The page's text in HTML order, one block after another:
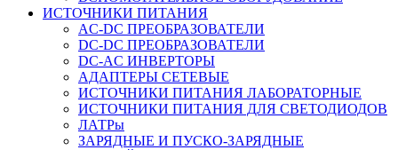
ИСТОЧНИКИ ПИТАНИЯ
AC-DC ПРЕОБРАЗОВАТЕЛИ
DC-DC ПРЕОБРАЗОВАТЕЛИ
DC-AC ИНВЕРТОРЫ
АДАПТЕРЫ СЕТЕВЫЕ
ИСТОЧНИКИ ПИТАНИЯ ЛАБОРАТОРНЫЕ
ИСТОЧНИКИ ПИТАНИЯ ДЛЯ СВЕТОДИОДОВ
ЛАТРы
ЗАРЯДНЫЕ И ПУСКО-ЗАРЯДНЫЕ